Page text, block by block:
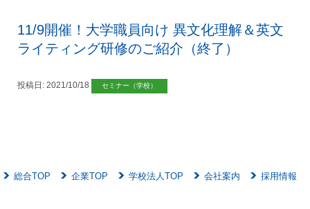
11/9開催！大学職員向け 異文化理解＆英文
ライティング研修のご紹介（終了）
投稿日: 2021/10/18 セミナー（学校）
総合TOP 企業TOP 学校法人TOP 会社案内 採用情報